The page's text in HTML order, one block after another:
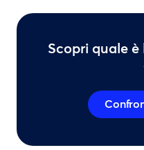
Scopri quale è